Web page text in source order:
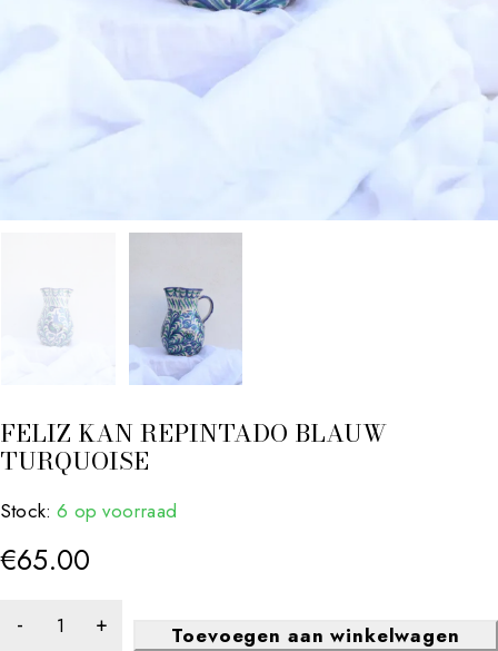
FELIZ KAN REPINTADO BLAUW
TURQUOISE
Stock: 6 op voorraad
€65.00
Toevoegen aan winkelwagen